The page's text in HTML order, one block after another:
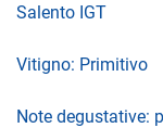
Salento IGT
Vitigno: Primitivo
Note degustative: